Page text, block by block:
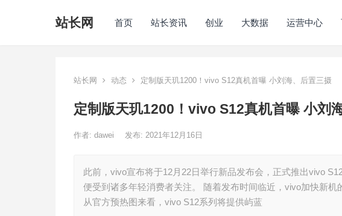
站长网 首页 站长资讯 创业 大数据 运营中心
站长网 动态 定制版天玑1200！vivo S12真机首曝 小刘海、后置三摄
定制版天玑1200！vivo S12真机首曝 小刘
作者: dawei 发布: 2021年12月16日
此前，vivo宣布将于12月22日举行新品发布会，正式推出vivo
便受到诸多年轻消费者关注。 随着发布时间临近，vivo加快新机
从官方预热图来看，vivo S12系列将提供屿蓝